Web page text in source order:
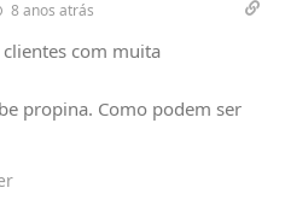
8 anos atrás
com muita
propina. Como podem ser